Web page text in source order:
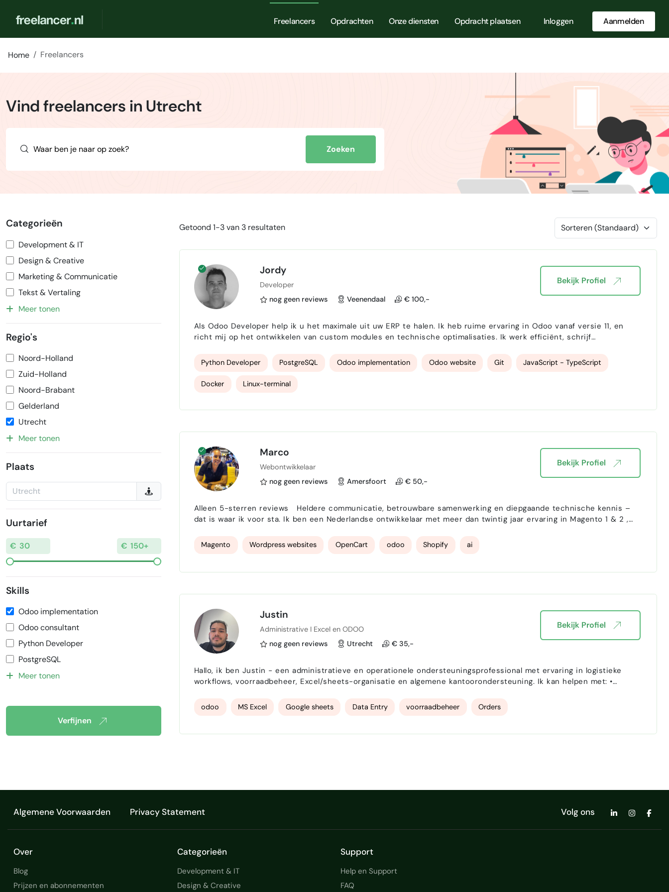
Freelancers Opdrachten Onze diensten Opdracht plaatsen Inloggen Aanmelden
Home Freelancers
Vind freelancers in Utrecht
Zoeken
Categorieën
Development & IT
Design & Creative
Marketing & Communicatie
Tekst & Vertaling
Meer tonen
Regio's
Noord-Holland
Zuid-Holland
Noord-Brabant
Gelderland
Utrecht
Meer tonen
Plaats
Uurtarief
Skills
Odoo implementation
Odoo consultant
Python Developer
PostgreSQL
Meer tonen
Verfijnen
Getoond 1-3 van 3 resultaten
Jordy
Developer
nog geen reviews
Veenendaal € 100,-
Als Odoo Developer help ik u het maximale uit uw ERP te halen. Ik heb ruime ervaring in Odoo vanaf versie 11, en
richt mij op het ontwikkelen van custom modules en technische optimalisaties. Ik werk efficiënt, schrijf
Development (Backend & Frontend) Rapport / Document bouw Koppe…
Python Developer PostgreSQL Odoo implementation Odoo website Git JavaScript - TypeScript
Docker Linux-terminal
Bekijk Profiel
Marco
Webontwikkelaar
nog geen reviews
Amersfoort € 50,-
Alleen 5-sterren reviews Heldere communicatie, betrouwbare samenwerking en diepgaande technische kennis –
dat is waar ik voor sta. Ik ben een Nederlandse ontwikkelaar met meer dan twintig jaar ervaring in Magento 1 & 2 ,
écht werkt voor jouw bedrijf. Klaar om je online g…
Magento Wordpress websites OpenCart odoo Shopify ai
Bekijk Profiel
Justin
Administrative I Excel en ODOO
nog geen reviews
Utrecht € 35,-
Hallo, ik ben Justin - een administratieve en operationele ondersteuningsprofessional met ervaring in logistieke
workflows, voorraadbeheer, Excel/sheets-organisatie en algemene kantoorondersteuning. Ik kan helpen met: •
Ondersteuning van inkooporders en verzendcontrole • E-m…
odoo MS Excel Google sheets Data Entry voorraadbeheer Orders
Bekijk Profiel
Algemene Voorwaarden Privacy Statement Volg ons
Over
Blog
Prijzen en abonnementen
Categorieën
Development & IT
Design & Creative
Support
Help en Support
FAQ